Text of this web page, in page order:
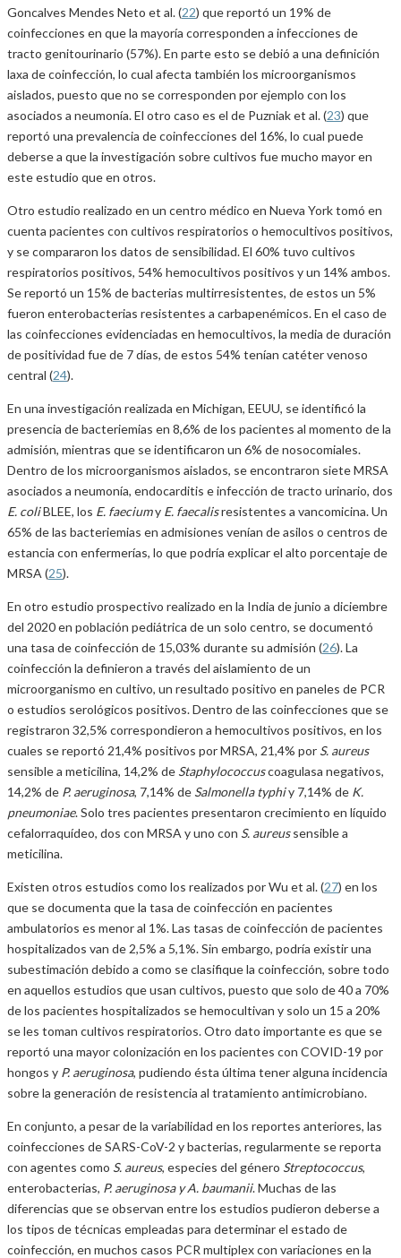
Goncalves Mendes Neto et al. (22) que reportó un 19% de
coinfecciones en que la mayoría corresponden a infecciones de
tracto genitourinario (57%). En parte esto se debió a una definición
laxa de coinfección, lo cual afecta también los microorganismos
aislados, puesto que no se corresponden por ejemplo con los
asociados a neumonía. El otro caso es el de Puzniak et al. (23) que
reportó una prevalencia de coinfecciones del 16%, lo cual puede
deberse a que la investigación sobre cultivos fue mucho mayor en
este estudio que en otros.
Otro estudio realizado en un centro médico en Nueva York tomó en
cuenta pacientes con cultivos respiratorios o hemocultivos positivos,
y se compararon los datos de sensibilidad. El 60% tuvo cultivos
respiratorios positivos, 54% hemocultivos positivos y un 14% ambos.
Se reportó un 15% de bacterias multirresistentes, de estos un 5%
fueron enterobacterias resistentes a carbapenémicos. En el caso de
las coinfecciones evidenciadas en hemocultivos, la media de duración
de positividad fue de 7 días, de estos 54% tenían catéter venoso
central (24).
En una investigación realizada en Michigan, EEUU, se identificó la
presencia de bacteriemias en 8,6% de los pacientes al momento de la
admisión, mientras que se identificaron un 6% de nosocomiales.
Dentro de los microorganismos aislados, se encontraron siete MRSA
asociados a neumonía, endocarditis e infección de tracto urinario, dos
E. coliBLEE, los E. faeciumy E. faecalisresistentes a vancomicina. Un
65% de las bacteriemias en admisiones venían de asilos o centros de
estancia con enfermerías, lo que podría explicar el alto porcentaje de
MRSA (25).
En otro estudio prospectivo realizado en la India de junio a diciembre
del 2020 en población pediátrica de un solo centro, se documentó
una tasa de coinfección de 15,03% durante su admisión (26). La
coinfección la definieron a través del aislamiento de un
microorganismo en cultivo, un resultado positivo en paneles de PCR
o estudios serológicos positivos. Dentro de las coinfecciones que se
registraron 32,5% correspondieron a hemocultivos positivos, en los
cuales se reportó 21,4% positivos por MRSA, 21,4% por S. aureus
sensible a meticilina, 14,2% de Staphylococcuscoagulasa negativos,
14,2% de P. aeruginosa, 7,14% de Salmonella typhiy 7,14% de K.
pneumoniae. Solo tres pacientes presentaron crecimiento en líquido
cefalorraquídeo, dos con MRSA y uno con S. aureussensible a
meticilina.
Existen otros estudios como los realizados por Wu et al. (27) en los
que se documenta que la tasa de coinfección en pacientes
ambulatorios es menor al 1%. Las tasas de coinfección de pacientes
hospitalizados van de 2,5% a 5,1%. Sin embargo, podría existir una
subestimación debido a como se clasifique la coinfección, sobre todo
en aquellos estudios que usan cultivos, puesto que solo de 40 a 70%
de los pacientes hospitalizados se hemocultivan y solo un 15 a 20%
se les toman cultivos respiratorios. Otro dato importante es que se
reportó una mayor colonización en los pacientes con COVID-19 por
hongos y P. aeruginosa, pudiendo ésta última tener alguna incidencia
sobre la generación de resistencia al tratamiento antimicrobiano.
En conjunto, a pesar de la variabilidad en los reportes anteriores, las
coinfecciones de SARS-CoV-2 y bacterias, regularmente se reporta
con agentes como S. aureus, especies del género Streptococcus,
enterobacterias, P. aeruginosa y A. baumanii. Muchas de las
diferencias que se observan entre los estudios pudieron deberse a
los tipos de técnicas empleadas para determinar el estado de
coinfección, en muchos casos PCR multiplex con variaciones en la